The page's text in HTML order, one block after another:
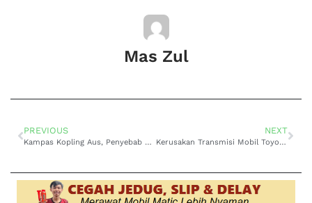
Mas Zul
PREVIOUS
Kampas Kopling Aus, Penyebab Perpindahan Transmisi Mobil Toyota Altis Kasar di Kopo
NEXT
Kerusakan Transmisi Mobil Toyota Avanza di Kopo Akibat Kabel atau Linkage yang Bermasalah